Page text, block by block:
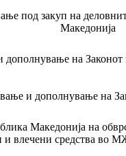
под закуп на
Македонија
дополнување на
и дополнување на
Македонија на
и влечени средства во